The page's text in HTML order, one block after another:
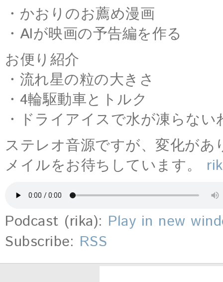
・かおりのお薦め漫画
・AIが映画の予告編を作る
お便り紹介
・流れ星の粒の大きさ
・4輪駆動車とトルク
・ドライアイスで水が凍らない
ステレオ音源ですが、変化があ
メイルをお待ちしています。
Podcast (rika): Play in new
Subscribe: RSS